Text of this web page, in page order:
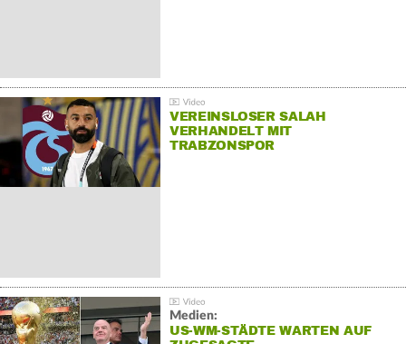
VEREINSLOSER SALAH
VERHANDELT MIT
TRABZONSPOR
Medien:
US-WM-STÄDTE WARTEN AUF